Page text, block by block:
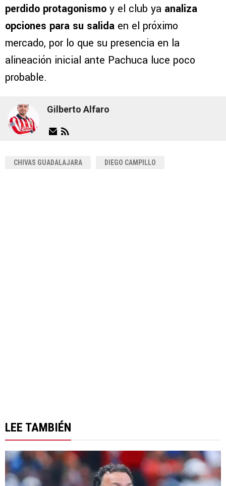
perdido protagonismo y el club ya analiza
opciones para su salida en el próximo
mercado, por lo que su presencia en la
alineación inicial ante Pachuca luce poco
probable.
Gilberto Alfaro
CHIVAS GUADALAJARA DIEGO CAMPILLO
LEE TAMBIÉN